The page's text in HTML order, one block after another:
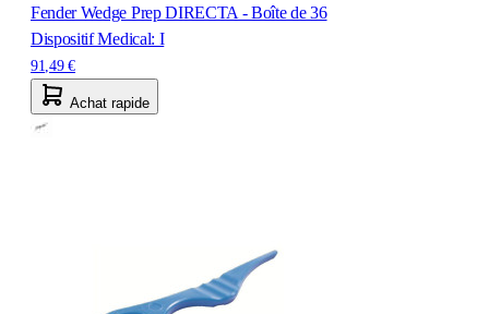
Fender Wedge Prep DIRECTA - Boîte de 36
Dispositif Medical: I
91,49 €
Achat rapide